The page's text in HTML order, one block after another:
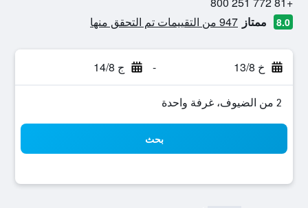
8.0 ممتاز 947 من التقييمات تم التحقق منها
خ 13/8 - ج 14/8
2 من الضيوف، غرفة واحدة
بحث